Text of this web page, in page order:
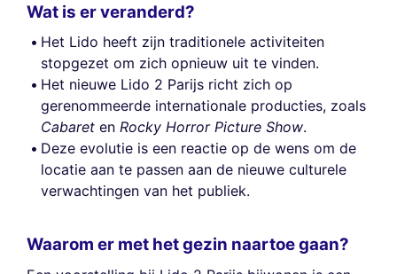
Wat is er veranderd?
Het Lido heeft zijn traditionele activiteiten
stopgezet om zich opnieuw uit te vinden.
Het nieuwe Lido 2 Parijs richt zich op
gerenommeerde internationale producties, zoals
Cabaret en Rocky Horror Picture Show.
Deze evolutie is een reactie op de wens om de
locatie aan te passen aan de nieuwe culturele
verwachtingen van het publiek.
Waarom er met het gezin naartoe gaan?